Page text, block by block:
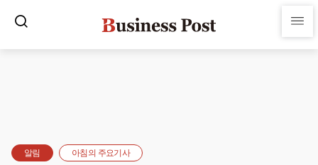
알림 아침의 주요기사